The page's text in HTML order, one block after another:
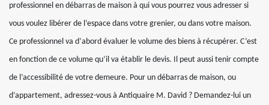
professionnel en débarras de maison à qui vous pourrez vous adresser si
vous voulez libérer de l’espace dans votre grenier, ou dans votre maison.
Ce professionnel va d‘abord évaluer le volume des biens à récupérer. C’est
en fonction de ce volume qu’il va établir le devis. Il peut aussi tenir compte
de l’accessibilité de votre demeure. Pour un débarras de maison, ou
d’appartement, adressez-vous à Antiquaire M. David ? Demandez-lui un